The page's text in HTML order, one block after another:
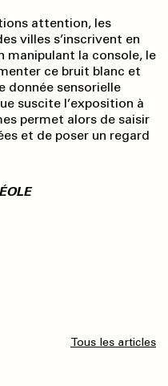
attention, les
villes s’inscrivent en
manipulant la console, le
ce bruit blanc et
donnée sensorielle
suscite l’exposition à
permet alors de saisir
et de poser un regard
ÉOLE
Tous les articles